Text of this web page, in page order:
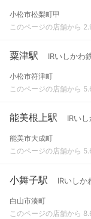
小松市松梨町甲
このページの店舗から
粟津駅 IRいしかわ
小松市符津町
このページの店舗から
能美根上駅 IRい
能美市大成町
このページの店舗から
小舞子駅 IRいしか
白山市湊町
このページの店舗から